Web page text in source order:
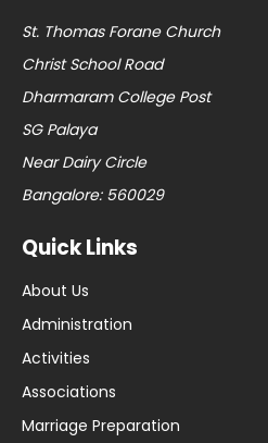
St. Thomas Forane Church
Christ School Road
Dharmaram College Post
SG Palaya
Near Dairy Circle
Bangalore: 560029
Quick Links
About Us
Administration
Activities
Associations
Marriage Preparation